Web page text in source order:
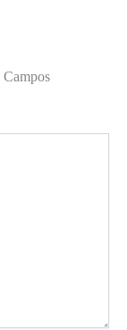
Campos